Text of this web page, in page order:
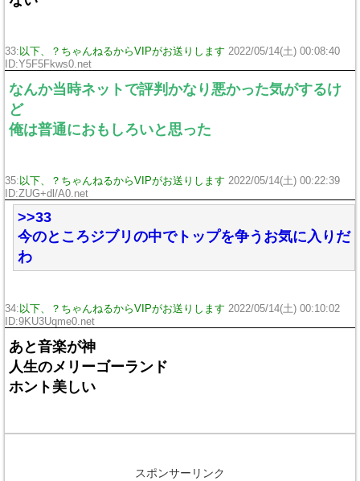
33: 以下、？ちゃんねるからVIPがお送りします 2022/05/14(土) 00:08:40
ID:Y5F5Fkws0.net
なんか当時ネットで評判かなり悪かった気がするけ
ど
俺は普通におもしろいと思った
35: 以下、？ちゃんねるからVIPがお送りします 2022/05/14(土) 00:22:39
ID:ZUG+dl/A0.net
>>33
今のところジブリの中でトップを争うお気に入りだ
わ
34: 以下、？ちゃんねるからVIPがお送りします 2022/05/14(土) 00:10:02
ID:9KU3Uqme0.net
あと音楽が神
人生のメリーゴーランド
ホント美しい
スポンサーリンク